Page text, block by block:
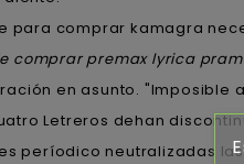
para comprar kamagra
comprar premax lyrica
en asunto.
Letreros dehan
períodico neutralizadas